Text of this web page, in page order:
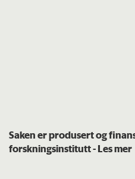
Saken er produsert og
forskningsinstitutt- Les mer